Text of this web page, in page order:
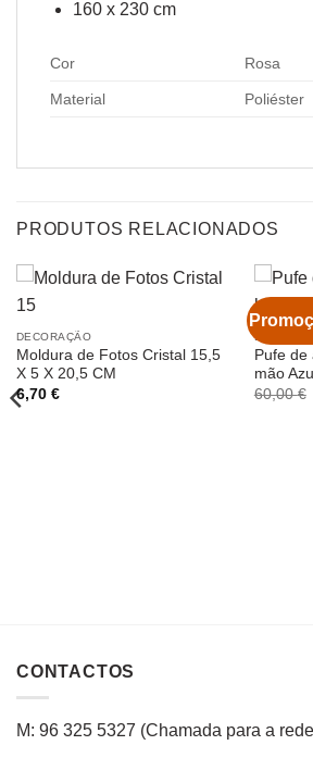
160 x 230 cm
Cor Rosa
Material Poliéster
PRODUTOS RELACIONADOS
DECORAÇÃO
Moldura de Fotos Cristal 15,5
X 5 X 20,5 CM
6,70 €
Pufe
mão Azul
60,00€
CONTACTOS
M: 96 325 5327 (Chamada para a rede